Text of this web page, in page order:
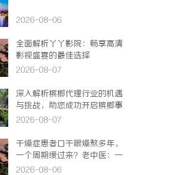
2026-08-06
全面解析丫丫影院：畅享高清
影视盛宴的最佳选择
2026-08-07
深入解析槟榔代理行业的机遇
与挑战，助您成功开启槟榔事
业
2026-08-07
干燥症患者口干眼燥熬多年，
一个周期缓过来？老中医：一
张辨证方对症，身体找回津液
2026-08-06